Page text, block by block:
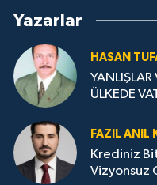
Yazarlar
HASAN
YANLIŞLAR
ÜLKEDE
FAZIL ANIL
Krediniz
Vizyonsuz